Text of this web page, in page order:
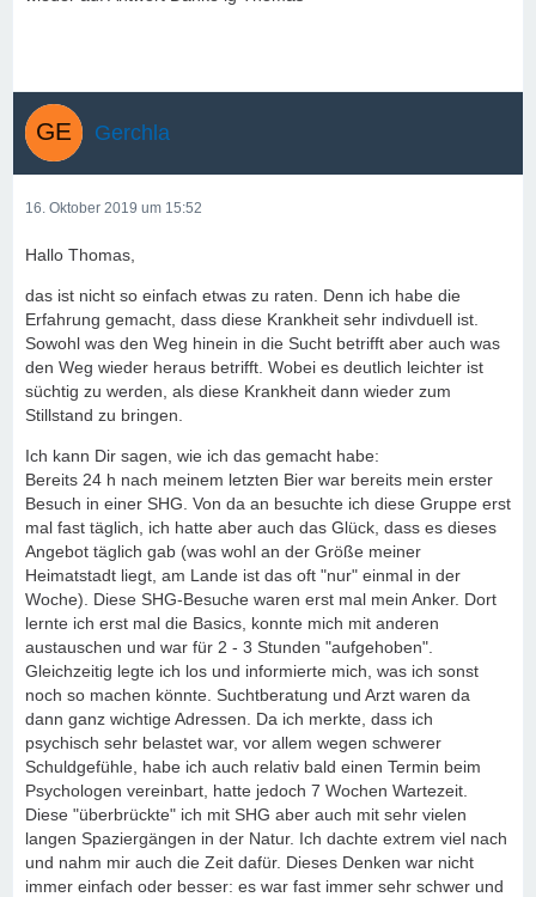
Gerchla
16. Oktober 2019 um 15:52
Hallo Thomas,
das ist nicht so einfach etwas zu raten. Denn ich habe die
Erfahrung gemacht, dass diese Krankheit sehr indivduell ist.
Sowohl was den Weg hinein in die Sucht betrifft aber auch was
den Weg wieder heraus betrifft. Wobei es deutlich leichter ist
süchtig zu werden, als diese Krankheit dann wieder zum
Stillstand zu bringen.
Ich kann Dir sagen, wie ich das gemacht habe:
Bereits 24 h nach meinem letzten Bier war bereits mein erster
Besuch in einer SHG. Von da an besuchte ich diese Gruppe erst
mal fast täglich, ich hatte aber auch das Glück, dass es dieses
Angebot täglich gab (was wohl an der Größe meiner
Heimatstadt liegt, am Lande ist das oft "nur" einmal in der
Woche). Diese SHG-Besuche waren erst mal mein Anker. Dort
lernte ich erst mal die Basics, konnte mich mit anderen
austauschen und war für 2 - 3 Stunden "aufgehoben".
Gleichzeitig legte ich los und informierte mich, was ich sonst
noch so machen könnte. Suchtberatung und Arzt waren da
dann ganz wichtige Adressen. Da ich merkte, dass ich
psychisch sehr belastet war, vor allem wegen schwerer
Schuldgefühle, habe ich auch relativ bald einen Termin beim
Psychologen vereinbart, hatte jedoch 7 Wochen Wartezeit.
Diese "überbrückte" ich mit SHG aber auch mit sehr vielen
langen Spaziergängen in der Natur. Ich dachte extrem viel nach
und nahm mir auch die Zeit dafür. Dieses Denken war nicht
immer einfach oder besser: es war fast immer sehr schwer und